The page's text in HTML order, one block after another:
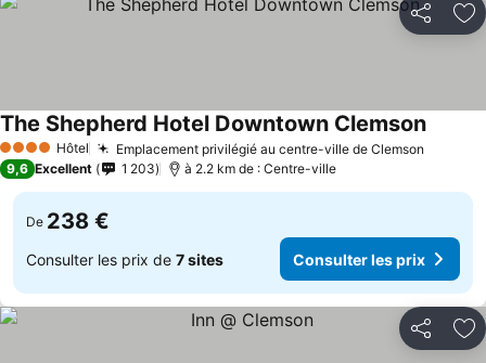
Partager
4 Étoiles Hôtel Emplacement privilégié au centre-ville de Clemson
The Shepherd Hotel Downtown Clemson
9,6 Excellent 1 203 à 2.2 km de : Centre-ville
De 238 €
Consulter les prix de 7 sites Consulter les prix
Partager